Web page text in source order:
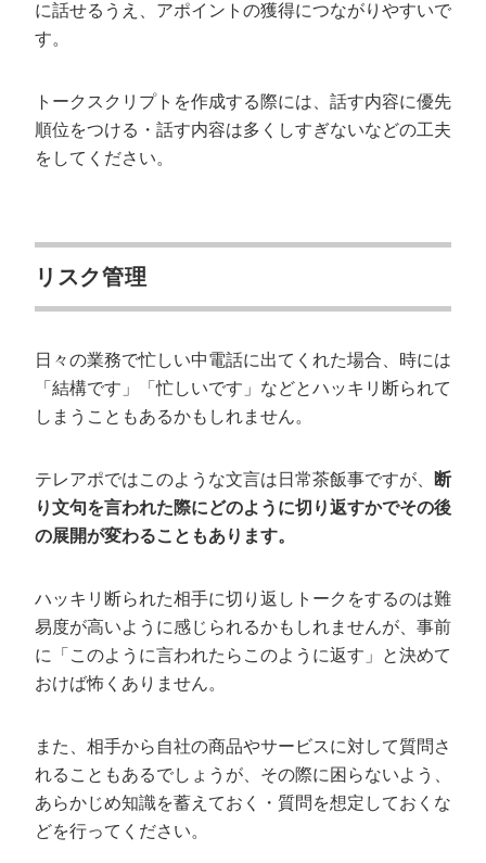
に話せるうえ、アポイントの獲得につながりやすいで
す。
トークスクリプトを作成する際には、話す内容に優先
順位をつける・話す内容は多くしすぎないなどの工夫
をしてください。
リスク管理
日々の業務で忙しい中電話に出てくれた場合、時には
「結構です」「忙しいです」などとハッキリ断られて
しまうこともあるかもしれません。
テレアポではこのような文言は日常茶飯事ですが、
断
り文句を言われた際にどのように切り返すかでその後
の展開が変わることもあります。
ハッキリ断られた相手に切り返しトークをするのは難
易度が高いように感じられるかもしれませんが、事前
に「このように言われたらこのように返す」と決めて
おけば怖くありません。
また、相手から自社の商品やサービスに対して質問さ
れることもあるでしょうが、その際に困らないよう、
あらかじめ知識を蓄えておく・質問を想定しておくな
どを行ってください。